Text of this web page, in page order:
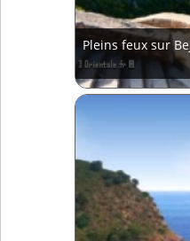
Pleins feux sur